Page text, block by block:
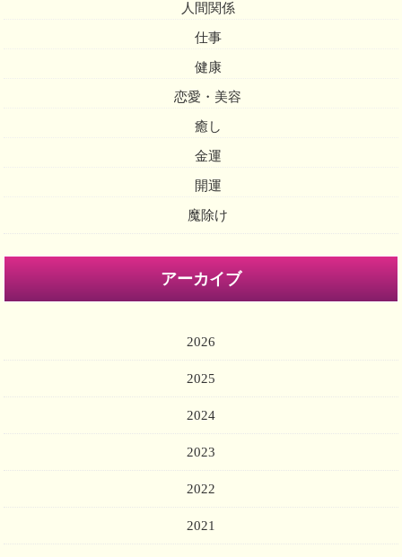
人間関係
仕事
健康
恋愛・美容
癒し
金運
開運
魔除け
アーカイブ
2026
2025
2024
2023
2022
2021